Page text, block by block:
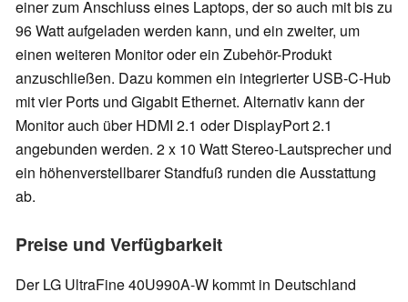
einer zum Anschluss eines Laptops, der so auch mit bis zu
96 Watt aufgeladen werden kann, und ein zweiter, um
einen weiteren Monitor oder ein Zubehör-Produkt
anzuschließen. Dazu kommen ein integrierter USB-C-Hub
mit vier Ports und Gigabit Ethernet. Alternativ kann der
Monitor auch über HDMI 2.1 oder DisplayPort 2.1
angebunden werden. 2 x 10 Watt Stereo-Lautsprecher und
ein höhenverstellbarer Standfuß runden die Ausstattung
ab.
Preise und Verfügbarkeit
Der LG UltraFine 40U990A-W kommt in Deutschland